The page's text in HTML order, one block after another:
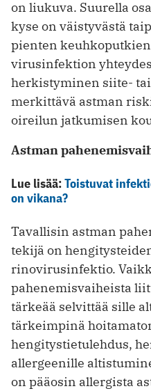
on liukuva. Suurella
kyse on väistyvästä
pienten
virusinfektion
herkistyminen siite-
merkittävä astman
oireilun jatkumisen
Astman
Lue lisää:Toistuvat
on vikana?
Tavallisin astman
tekijä on
rinovirusinfektio.
pahenemisvaiheista
tärkeää selvittää sille
tärkeimpinä
hengitystietulehdus,
allergeenille
on pääosin allergista